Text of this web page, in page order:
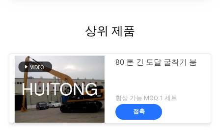
상위 제품
80 톤 긴 도달 굴착기 붐
협상 가능 MOQ:1 세트
접촉